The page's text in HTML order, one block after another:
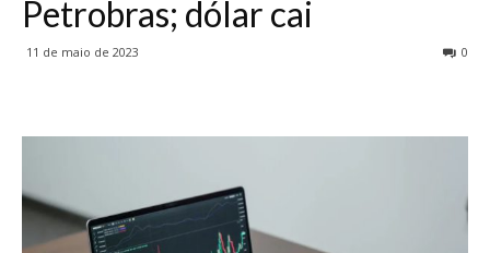
Petrobras; dólar cai
11 de maio de 2023 0